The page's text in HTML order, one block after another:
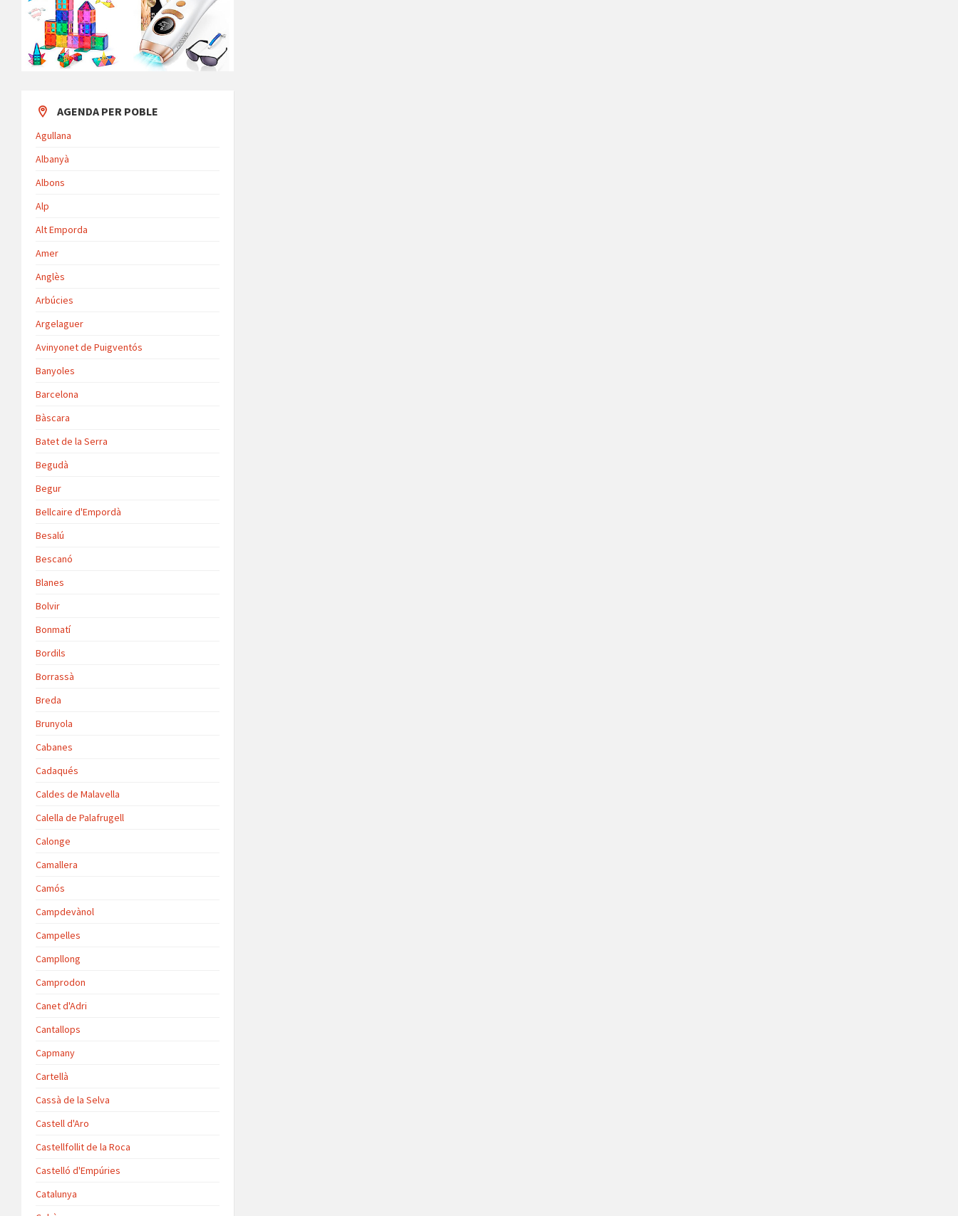
AGENDA PER POBLE
Agullana
Albanyà
Albons
Alp
Alt Emporda
Amer
Anglès
Arbúcies
Argelaguer
Avinyonet de Puigventós
Banyoles
Barcelona
Bàscara
Batet de la Serra
Begudà
Begur
Bellcaire d'Empordà
Besalú
Bescanó
Blanes
Bolvir
Bonmatí
Bordils
Borrassà
Breda
Brunyola
Cabanes
Cadaqués
Caldes de Malavella
Calella de Palafrugell
Calonge
Camallera
Camós
Campdevànol
Campelles
Campllong
Camprodon
Canet d'Adri
Cantallops
Capmany
Cartellà
Cassà de la Selva
Castell d'Aro
Castellfollit de la Roca
Castelló d'Empúries
Catalunya